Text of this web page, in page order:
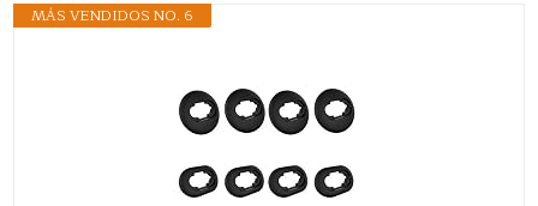
MÁS VENDIDOS NO. 6